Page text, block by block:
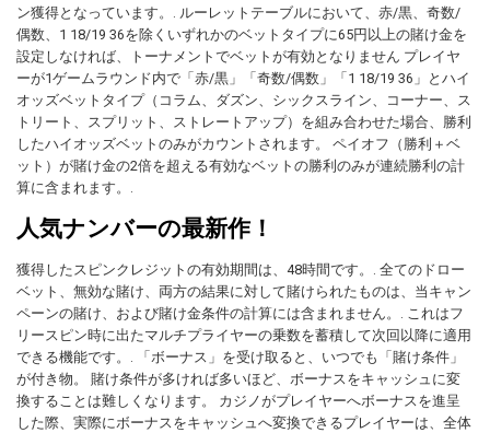
ン獲得となっています。. ルーレットテーブルにおいて、赤/黒、奇数/
偶数、1 18/19 36を除くいずれかのベットタイプに65円以上の賭け金を
設定しなければ、トーナメントでベットが有効となりません プレイヤ
ーが1ゲームラウンド内で「赤/黒」「奇数/偶数」「1 18/19 36」とハイ
オッズベットタイプ（コラム、ダズン、シックスライン、コーナー、ス
トリート、スプリット、ストレートアップ）を組み合わせた場合、勝利
したハイオッズベットのみがカウントされます。 ペイオフ（勝利＋ベ
ット）が賭け金の2倍を超える有効なベットの勝利のみが連続勝利の計
算に含まれます。.
人気ナンバーの最新作！
獲得したスピンクレジットの有効期間は、48時間です。. 全てのドロー
ベット、無効な賭け、両方の結果に対して賭けられたものは、当キャン
ペーンの賭け、および賭け金条件の計算には含まれません。. これはフ
リースピン時に出たマルチプライヤーの乗数を蓄積して次回以降に適用
できる機能です。. 「ボーナス」を受け取ると、いつでも「賭け条件」
が付き物。 賭け条件が多ければ多いほど、ボーナスをキャッシュに変
換することは難しくなります。 カジノがプレイヤーへボーナスを進呈
した際、実際にボーナスをキャッシュへ変換できるプレイヤーは、全体